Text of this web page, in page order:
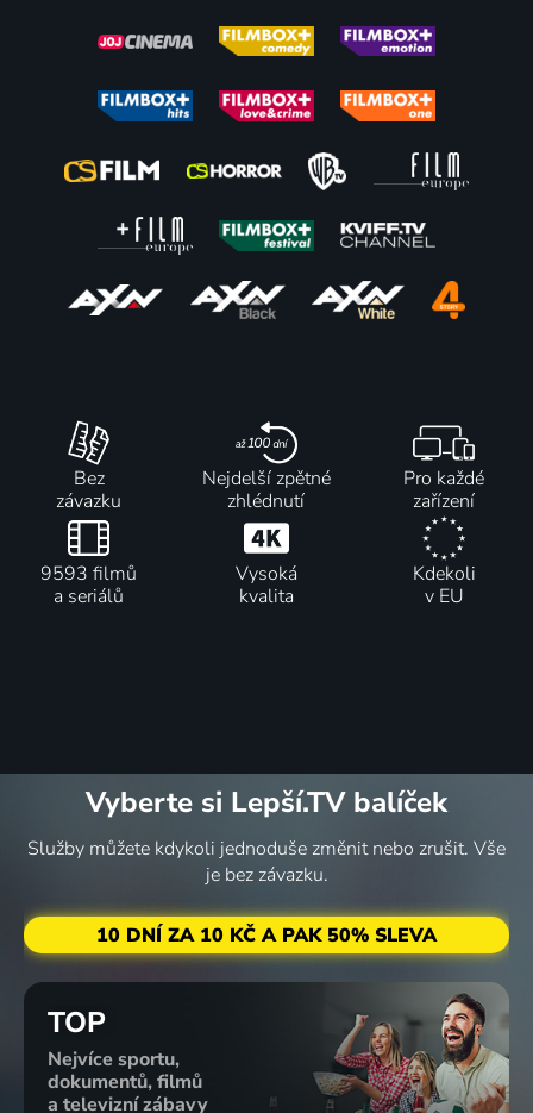
2008 | USA, Kanada | Thriller, Drama, Mysteriózní, Romantický
lovem
2025 | Kanada | Mysteriózní, Drama, Thriller
Tajemství
loňského
léta
Jezdci
Apokalypsy
51%
duše
2019 | Kanada | Thriller, Horor, Mysteriózní
45%
agenda
2001 | Kanada | Thriller, Akční, Mysteriózní
42 %
loď
2012 | USA, Kanada | Thriller, Mysteriózní, Science Fiction
Bez
závazku
Nejdelší zpětné
zhlédnutí
Pro každé
zařízení
9593 filmů
a seriálů
Vysoká
kvalita
Kdekoli
v EU
Vyberte si Lepší.TV balíček
Služby můžete kdykoli jednoduše změnit nebo zrušit. Vše
je bez závazku.
10 DNÍ ZA 10 KČ A PAK 50% SLEVA
TOP
Nejvíce sportu,
dokumentů, filmů
a televizní zábavy